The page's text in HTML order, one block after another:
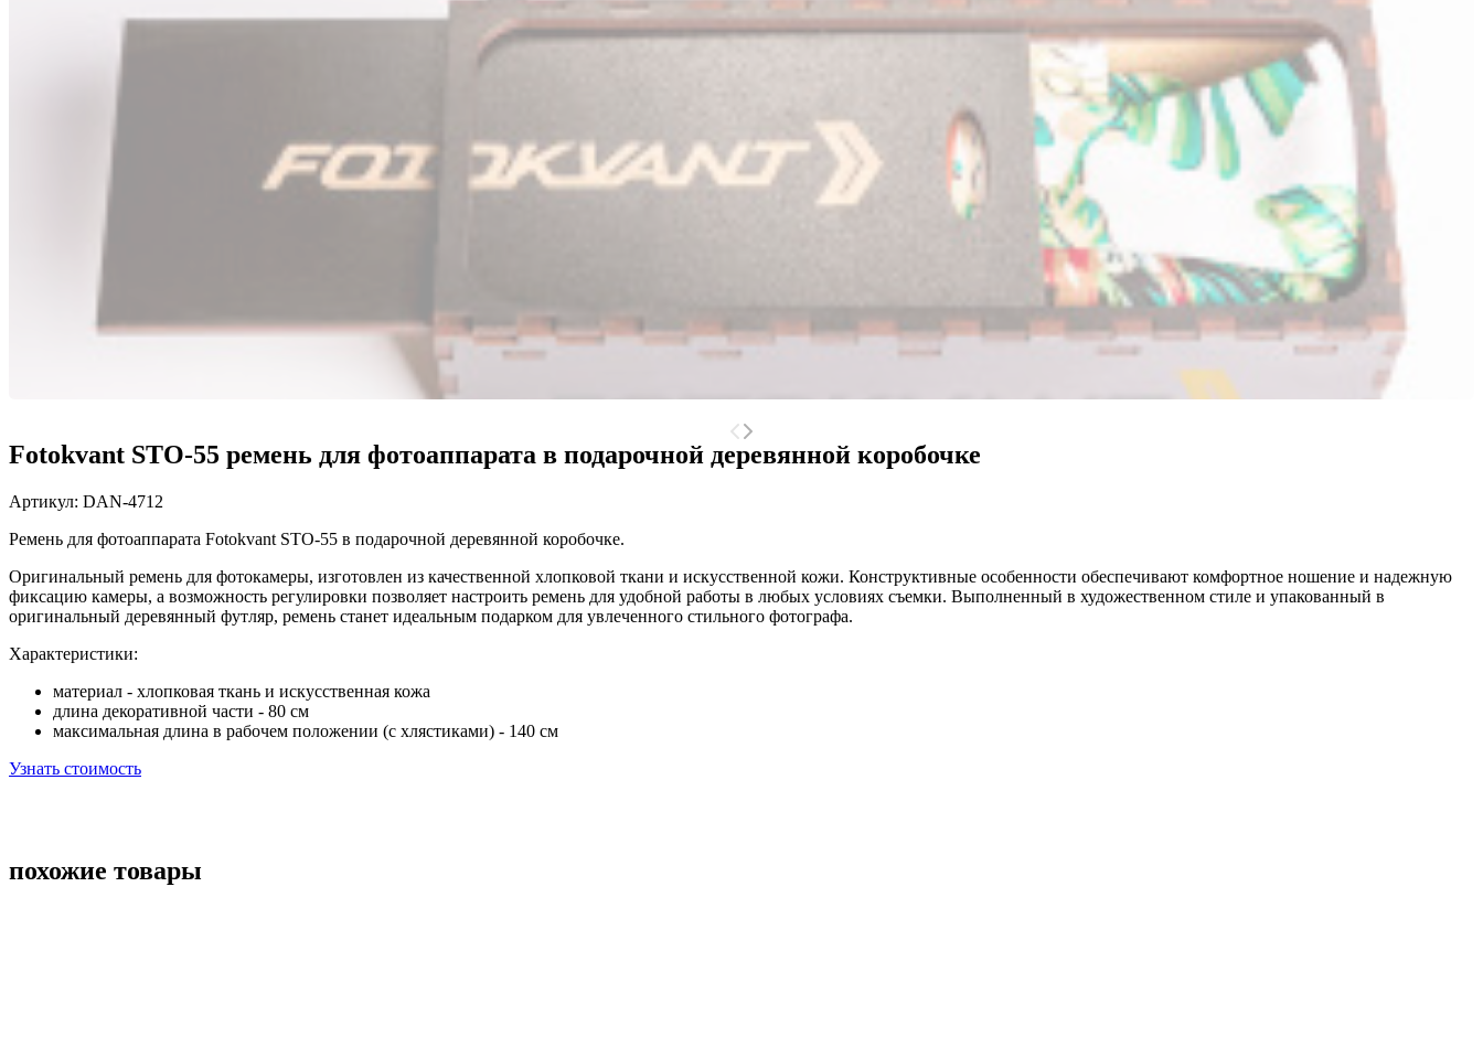
Fotokvant STO-55 ремень для фотоаппарата в подарочной деревянной коробочке
Артикул: DAN-4712
Ремень для фотоаппарата Fotokvant STO-55 в подарочной деревянной коробочке.
Оригинальный ремень для фотокамеры, изготовлен из качественной хлопковой ткани и искусственной кожи. Конструктивные особенности обеспечивают комфортное ношение и надежную
фиксацию камеры, а возможность регулировки позволяет настроить ремень для удобной работы в любых условиях съемки. Выполненный в художественном стиле и упакованный в
оригинальный деревянный футляр, ремень станет идеальным подарком для увлеченного стильного фотографа.
Характеристики:
материал - хлопковая ткань и искусственная кожа
длина декоративной части - 80 см
максимальная длина в рабочем положении (с хлястиками) - 140 см
Узнать стоимость
похожие товары